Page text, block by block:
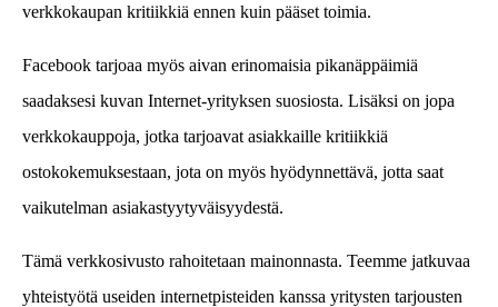
verkkokaupan kritiikkiä ennen kuin pääset toimia.
Facebook tarjoaa myös aivan erinomaisia pikanäppäimiä
saadaksesi kuvan Internet-yrityksen suosiosta. Lisäksi on jopa
verkkokauppoja, jotka tarjoavat asiakkaille kritiikkiä
ostokokemuksestaan, jota on myös hyödynnettävä, jotta saat
vaikutelman asiakastyytyväisyydestä.
Tämä verkkosivusto rahoitetaan mainonnasta. Teemme jatkuvaa
yhteistyötä useiden internetpisteiden kanssa yritysten tarjousten